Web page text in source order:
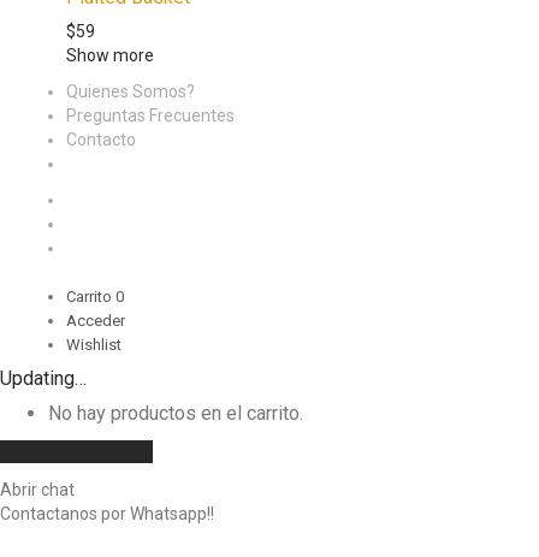
$59
Show more
Quienes Somos?
Preguntas Frecuentes
Contacto
Carrito 0
Acceder
Wishlist
Updating…
No hay productos en el carrito.
Abrir chat
Contactanos por Whatsapp!!